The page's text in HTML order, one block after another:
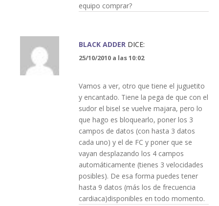
equipo comprar?
BLACK ADDER DICE:
25/10/2010 a las 10:02
Vamos a ver, otro que tiene el juguetito
y encantado. Tiene la pega de que con el
sudor el bisel se vuelve majara, pero lo
que hago es bloquearlo, poner los 3
campos de datos (con hasta 3 datos
cada uno) y el de FC y poner que se
vayan desplazando los 4 campos
automáticamente (tienes 3 velocidades
posibles). De esa forma puedes tener
hasta 9 datos (más los de frecuencia
cardiaca)disponibles en todo momento.